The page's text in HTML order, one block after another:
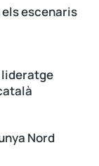
escenaris
lideratge
Nord